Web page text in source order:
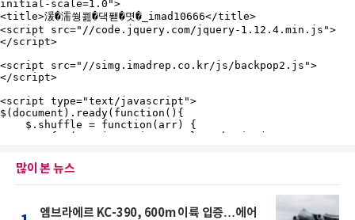
많이 본 뉴스
엠브라에르 KC-390, 600m 이륙 입증…에어